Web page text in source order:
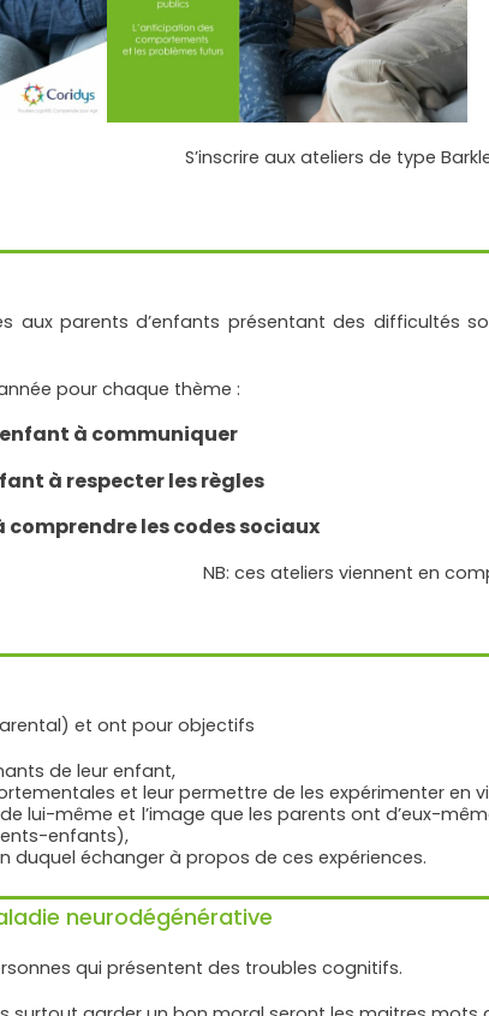
S’inscrire aux ateliers de type
aux parents d’enfants présentant des difficultés
pour chaque thème :
à communiquer
à respecter les règles
les codes sociaux
NB: ces ateliers viennent en
et ont pour objectifs
de leur enfant,
et leur permettre de les expérimenter en
lui-même et l’image que les parents ont d’eux-
enfants),
duquel échanger à propos de ces expériences.
neurodégénérative
qui présentent des troubles cognitifs.